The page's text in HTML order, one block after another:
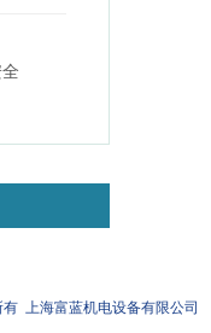
上海富蓝机电设备有限公司